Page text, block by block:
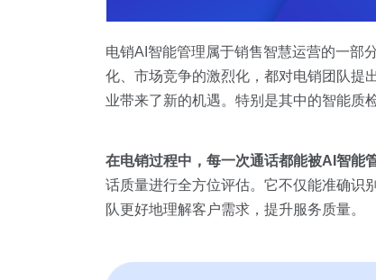
电销AI智能管理属于销售智慧运营的一部
化、市场竞争的激烈化，都对电销团队提
业带来了新的机遇。特别是其中的智能质
在电销过程中，每一次通话都能被AI 智能
话质量进行全方位评估。它不仅能准确识
队更好地理解客户需求，提升服务质量。